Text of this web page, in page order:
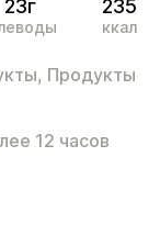
23г 235
ккал
Продукты
12 часов